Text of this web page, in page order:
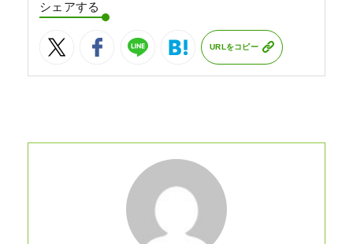
シェアする
URLをコピー